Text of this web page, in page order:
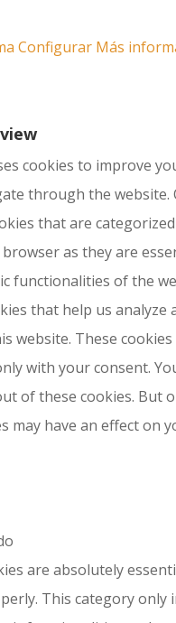
Configurar Más
cookies to improve
through the website.
that are
as they are
functionalities of the
that help us analyze
website. These
with your consent.
of these cookies. But
may have an effect on
are absolutely
This category only